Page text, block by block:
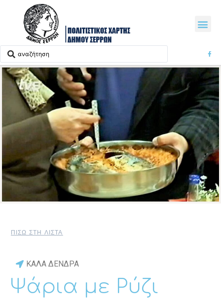
ΠΙΣΩ ΣΤΗ ΛΙΣΤΑ
ΚΑΛΑ ΔΕΝΔΡΑ
Ψάρια με Ρύζι